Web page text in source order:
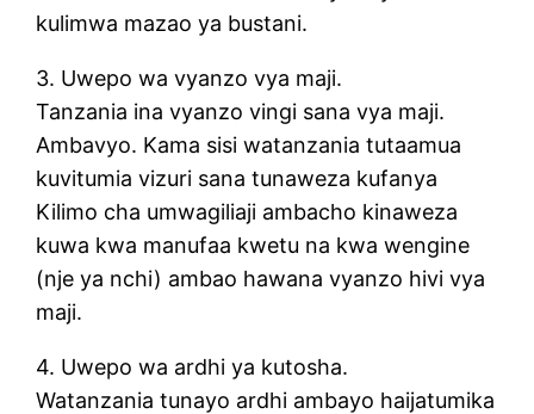
kulimwa mazao ya bustani.
3. Uwepo wa vyanzo vya maji.
Tanzania ina vyanzo vingi sana vya maji.
Ambavyo. Kama sisi watanzania tutaamua
kuvitumia vizuri sana tunaweza kufanya
Kilimo cha umwagiliaji ambacho kinaweza
kuwa kwa manufaa kwetu na kwa wengine
(nje ya nchi) ambao hawana vyanzo hivi vya
maji.
4. Uwepo wa ardhi ya kutosha.
Watanzania tunayo ardhi ambayo haijatumika